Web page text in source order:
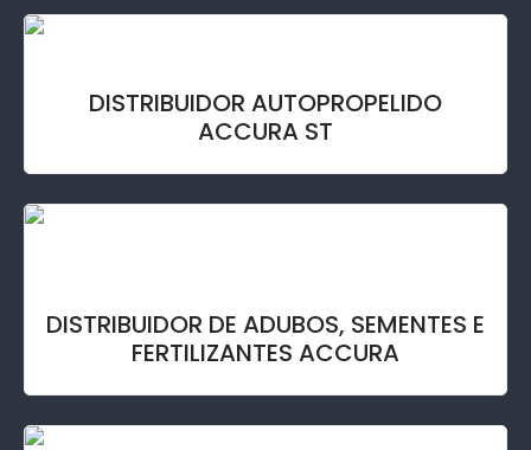
DISTRIBUIDOR AUTOPROPELIDO
ACCURA ST
DISTRIBUIDOR DE ADUBOS, SEMENTES E
FERTILIZANTES ACCURA